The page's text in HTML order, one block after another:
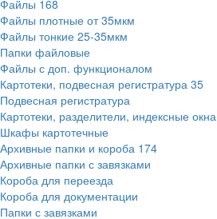
Файлы 168
Файлы плотные от 35мкм
Файлы тонкие 25-35мкм
Папки файловые
Файлы с доп. функционалом
Картотеки, подвесная регистратура 35
Подвесная регистратура
Картотеки, разделители, индексные окна
Шкафы картотечные
Архивные папки и короба 174
Архивные папки с завязками
Короба для переезда
Короба для документации
Папки с завязками